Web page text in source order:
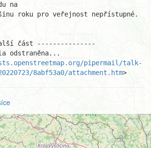
na
roku pro veřejnost nepřístupné.
část ---------------
odstraněna...
pipermail/talk-
8abf53a0/attachment.htm>